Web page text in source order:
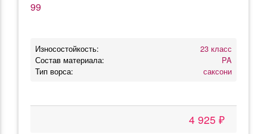
99
Износостойкость:
23 класс
Состав материала:
PA
Тип ворса:
саксони
4 925 ₽